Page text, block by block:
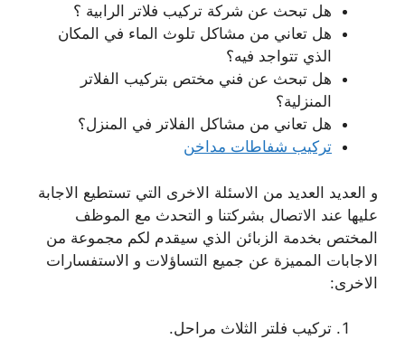
هل تبحث عن شركة تركيب فلاتر الرابية ؟
هل تعاني من مشاكل تلوث الماء في المكان
الذي تتواجد فيه؟
هل تبحث عن فني مختص بتركيب الفلاتر
المنزلية؟
هل تعاني من مشاكل الفلاتر في المنزل؟
تركيب شفاطات مداخن
و العديد العديد من الاسئلة الاخرى التي تستطيع الاجابة
عليها عند الاتصال بشركتنا و التحدث مع الموظف
المختص بخدمة الزبائن الذي سيقدم لكم مجموعة من
الاجابات المميزة عن جميع التساؤلات و الاستفسارات
الاخرى:
تركيب فلتر الثلاث مراحل.